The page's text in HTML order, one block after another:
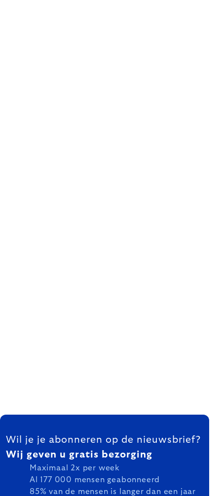
FOOTER
Wil je je abonneren op de nieuwsbrief?
Wij geven u gratis bezorging
Maximaal 2x per week
Al 177 000 mensen geabonneerd
85% van de mensen is langer dan een jaar